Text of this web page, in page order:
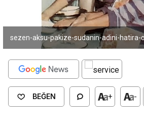
sezen-aksu-pakize-sudanin-adini-hatira-
BEĞEN + -